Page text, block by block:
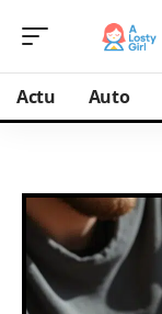
Actu Auto